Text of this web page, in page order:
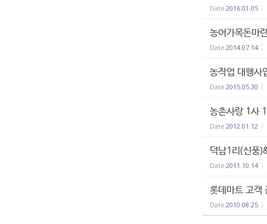
Date 2016.01.05
농어가목돈마
Date 2014.07.14
농작업 대행사
Date 2015.05.30
농촌사랑 1사
Date 2012.01.12
덕남1리(신풍
Date 2011.10.14
롯데마트 고객
Date 2010.08.25